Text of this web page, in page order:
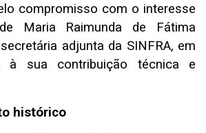
compromisso com o interesse
Maria Raimunda de Fátima
adjunta da SINFRA, em
à sua contribuição técnica e
histórico